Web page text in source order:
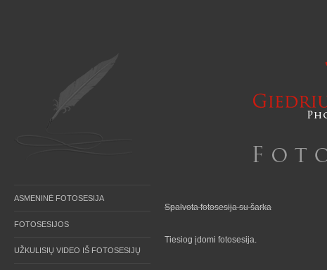
ASMENINĖ FOTOSESIJA
FOTOSESIJOS
UŽKULISIŲ VIDEO IŠ FOTOSESIJŲ
Spalvota fotosesija su šarka
Tiesiog įdomi fotosesija.